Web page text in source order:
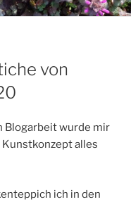
von
Blogarbeit wurde mir
alles
ich in den